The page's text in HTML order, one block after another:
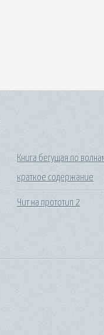
Книга бегущая по
краткое содержание
Чит на прототип 2